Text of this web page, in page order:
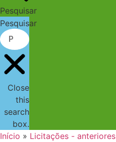
Pesquisar
Pesquisar
Close
this
search
box.
Início » Licitações - anteriores